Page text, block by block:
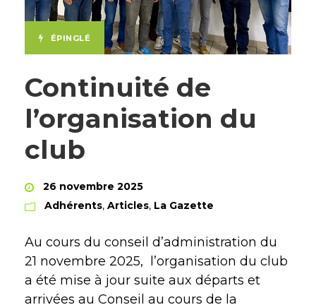
ÉPINGLÉ
Continuité de
l’organisation du
club
26 novembre 2025
Adhérents, Articles, La Gazette
Au cours du conseil d’administration du
21 novembre 2025, l’organisation du club
a été mise à jour suite aux départs et
arrivées au Conseil au cours de la